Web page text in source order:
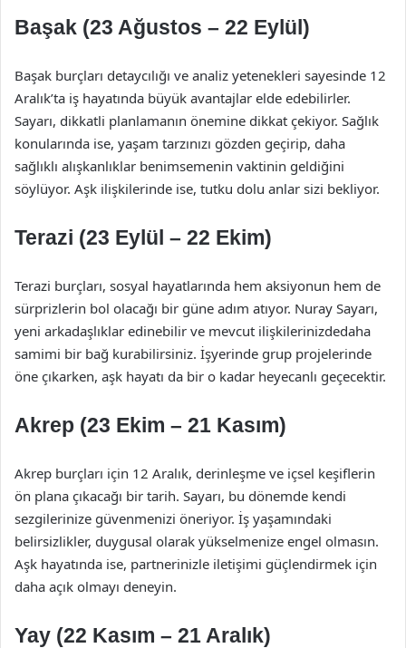
Başak (23 Ağustos – 22 Eylül)
Başak burçları detaycılığı ve analiz yetenekleri sayesinde 12
Aralık’ta iş hayatında büyük avantajlar elde edebilirler.
Sayarı, dikkatli planlamanın önemine dikkat çekiyor. Sağlık
konularında ise, yaşam tarzınızı gözden geçirip, daha
sağlıklı alışkanlıklar benimsemenin vaktinin geldiğini
söylüyor. Aşk ilişkilerinde ise, tutku dolu anlar sizi bekliyor.
Terazi (23 Eylül – 22 Ekim)
Terazi burçları, sosyal hayatlarında hem aksiyonun hem de
sürprizlerin bol olacağı bir güne adım atıyor. Nuray Sayarı,
yeni arkadaşlıklar edinebilir ve mevcut ilişkilerinizdedaha
samimi bir bağ kurabilirsiniz. İşyerinde grup projelerinde
öne çıkarken, aşk hayatı da bir o kadar heyecanlı geçecektir.
Akrep (23 Ekim – 21 Kasım)
Akrep burçları için 12 Aralık, derinleşme ve içsel keşiflerin
ön plana çıkacağı bir tarih. Sayarı, bu dönemde kendi
sezgilerinize güvenmenizi öneriyor. İş yaşamındaki
belirsizlikler, duygusal olarak yükselmenize engel olmasın.
Aşk hayatında ise, partnerinizle iletişimi güçlendirmek için
daha açık olmayı deneyin.
Yay (22 Kasım – 21 Aralık)